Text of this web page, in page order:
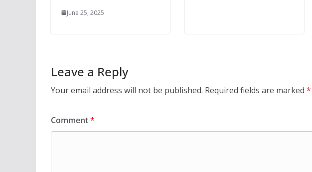
June 25, 2025
Leave a Reply
Your email address will not be published. Required fields are marked *
Comment*